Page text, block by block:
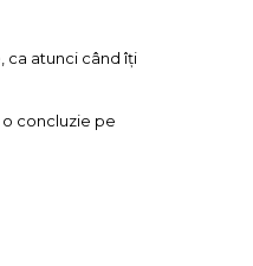
ca atunci când îți
o concluzie pe